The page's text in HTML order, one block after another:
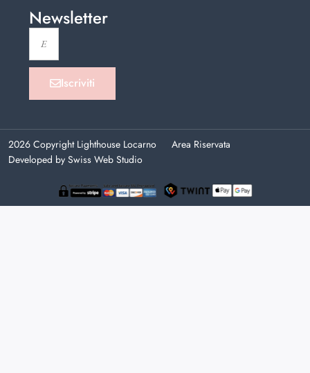
Newsletter
Iscriviti
2026 Copyright Lighthouse Locarno
Area Riservata
Developed by Swiss Web Studio